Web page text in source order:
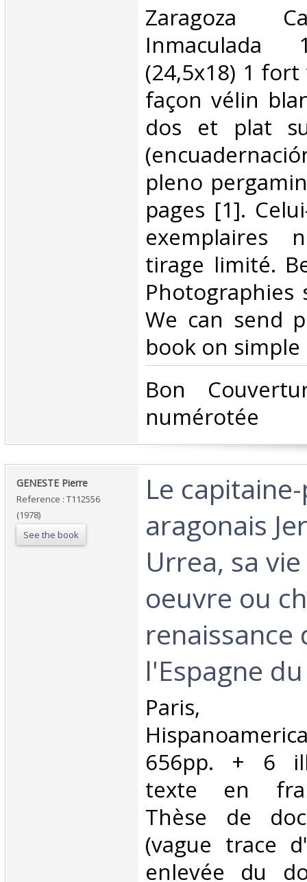
‎Zaragoza
(24,5x18) 1
façon vélin
dos et plat
pleno
pages [1].
exemplaires
tirage limité.
Photographies
We can send
book on simple
‎Bon
numérotée ‎
‎GENESTE Pierre‎
Reference : T112556
(1978)
See the book
‎Le
aragonais
Urrea, sa
oeuvre ou
renaissance
l'Espagne
‎Paris,
656pp. + 6
texte en
Thèse de
(vague trace
enlevée du